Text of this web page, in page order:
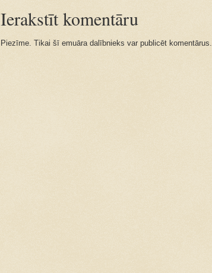
Ierakstīt komentāru
Piezīme. Tikai šī emuāra dalībnieks var publicēt komentārus.